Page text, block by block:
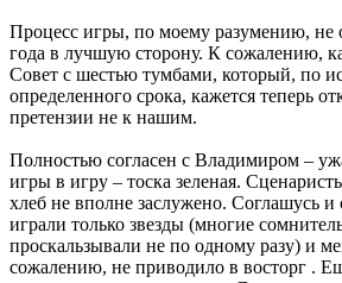
Процесс игры, по моему разумению, не
года в лучшую сторону. К сожалению,
Совет с шестью тумбами, который, по
определенного срока, кажется теперь
претензии не к нашим.
Полностью согласен с Владимиром –
игры в игру – тоска зеленая.
хлеб не вполне заслужено. Соглашусь и
играли только звезды (многие
проскальзывали не по одному разу) и
сожалению, не приводило в восторг .